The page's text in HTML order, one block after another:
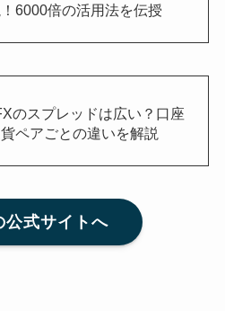
6000倍の活用法を伝授
のスプレッドは広い？口座
ペアごとの違いを解説
公式サイトへ